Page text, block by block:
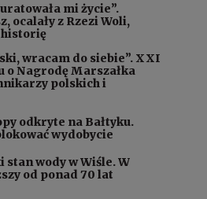
mi życie”.
ocalały z Rzezi Woli,
historię
wracam do siebie”. XXI
o Nagrodę Marszałka
polskich i
odkryte na Bałtyku.
wydobycie
wody w Wiśle. W
od ponad 70 lat